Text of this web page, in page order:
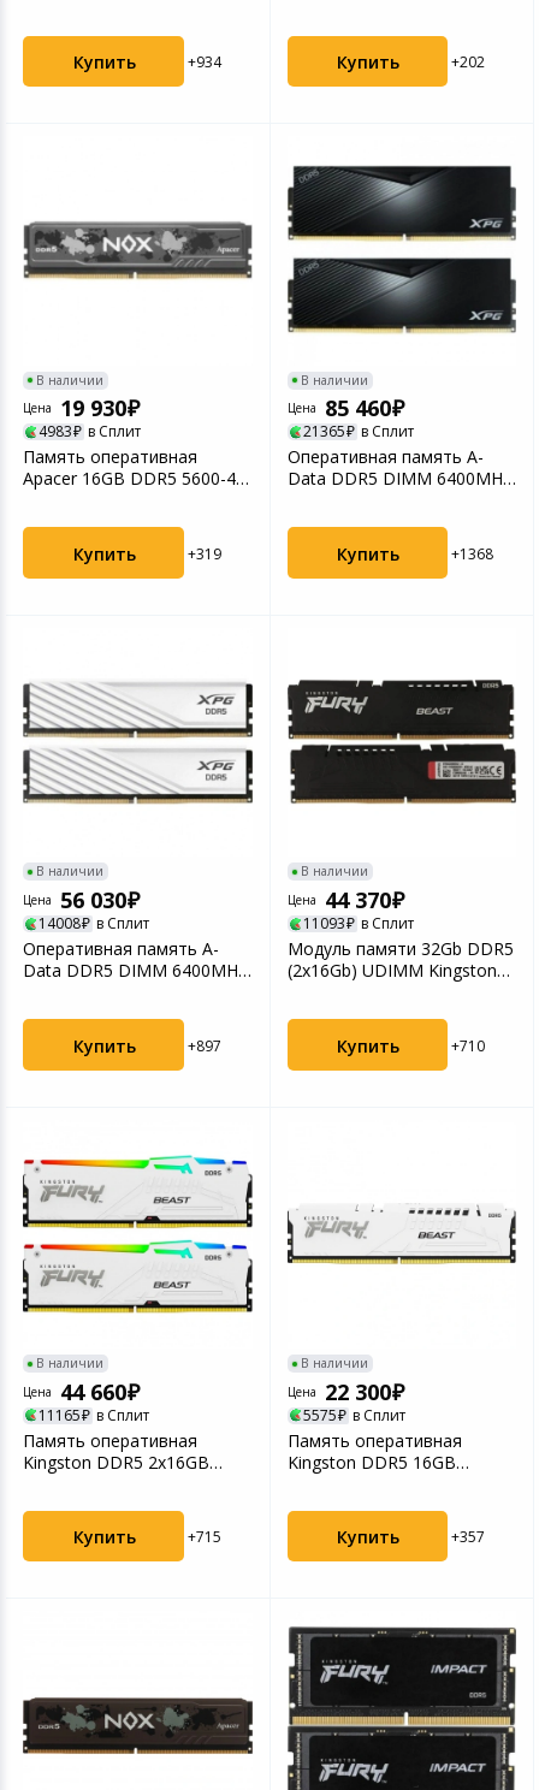
Купить +934 Купить +202
В наличии
Цена
19 930
4983 в Сплит
Память оперативная
Apacer 16GB DDR5 5600-40
Купить +319
В наличии
Цена
85 460
21365 в Сплит
Оперативная память A-
Data DDR5 DIMM 6400MHz
Купить +1368
В наличии
Цена
56 030
14008 в Сплит
Оперативная память A-
Data DDR5 DIMM 6400MHz
Купить +897
В наличии
Цена
44 370
11093 в Сплит
Модуль памяти 32Gb DDR5
(2x16Gb) UDIMM Kingston
Купить +710
В наличии
Цена
44 660
11165 в Сплит
Память оперативная
Kingston DDR5 2x16GB
R...
Купить
+715
В наличии
Цена
22 300
5575 в Сплит
Память оперативная
Kingston DDR5 16GB
E...
Купить
+357